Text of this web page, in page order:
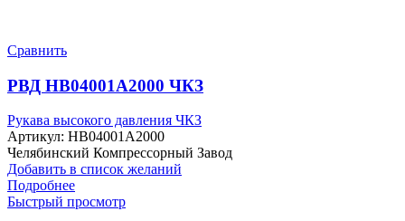
Сравнить
РВД HB04001A2000 ЧКЗ
Рукава высокого давления ЧКЗ
Артикул: HB04001A2000
Челябинский Компрессорный Завод
Добавить в список желаний
Подробнее
Быстрый просмотр